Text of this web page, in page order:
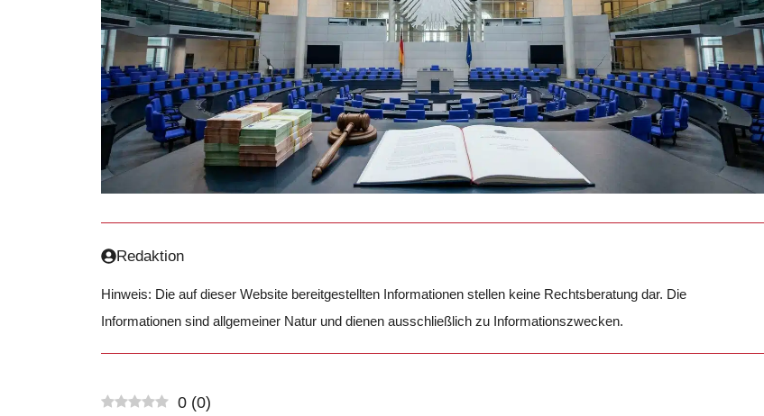
Redaktion
Hinweis: Die auf dieser Website bereitgestellten Informationen stellen keine Rechtsberatung dar. Die
Informationen sind allgemeiner Natur und dienen ausschließlich zu Informationszwecken.
0 (0)